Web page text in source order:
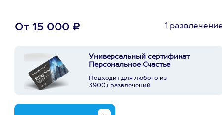
От 15 000 ₽ 1
Универсальный сертификат
Персональное Счастье
Подходит для любого из
3900+ развлечений